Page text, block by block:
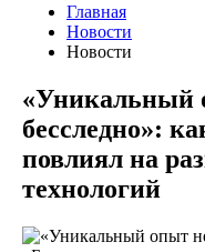
Главная
Новости
Новости
«Уникальный
бесследно»:
повлиял на
технологий